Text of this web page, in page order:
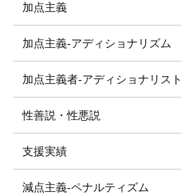
加点主義
加点主義-アディショナリズム
加点主義者-アディショナリスト
性善説・性悪説
支援実績
減点主義-ペナルティズム